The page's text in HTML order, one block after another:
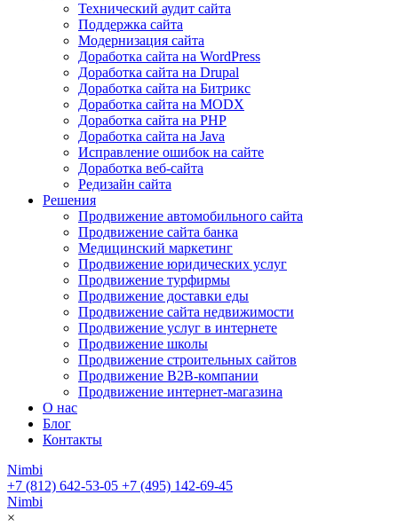
Технический аудит сайта
Поддержка сайта
Модернизация сайта
Доработка сайта на WordPress
Доработка сайта на Drupal
Доработка сайта на Битрикс
Доработка сайта на MODX
Доработка сайта на PHP
Доработка сайта на Java
Исправление ошибок на сайте
Доработка веб-сайта
Редизайн сайта
Решения
Продвижение автомобильного сайта
Продвижение сайта банка
Медицинский маркетинг
Продвижение юридических услуг
Продвижение турфирмы
Продвижение доставки еды
Продвижение сайта недвижимости
Продвижение услуг в интернете
Продвижение школы
Продвижение строительных сайтов
Продвижение B2B-компании
Продвижение интернет-магазина
О нас
Блог
Контакты
Nimbi
+7 (812) 642-53-05 +7 (495) 142-69-45
Nimbi
×